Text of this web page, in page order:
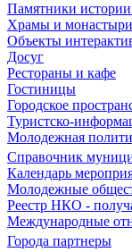
Памятники
Храмы и монастыри
Объекты
Досуг
Рестораны и кафе
Гостиницы
Городское
Туристско-
Молодежная
Справочник
Календарь
Молодежные
Реестр НКО -
Международные
Города партнеры